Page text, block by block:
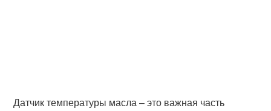
Датчик температуры масла – это важная часть